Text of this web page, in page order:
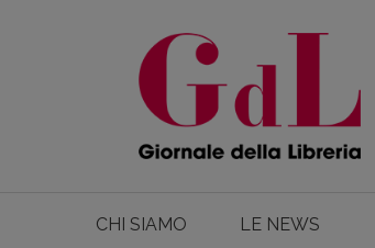
CHI SIAMO LE NEWS